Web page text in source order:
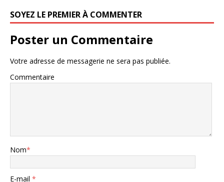
SOYEZ LE PREMIER À COMMENTER
Poster un Commentaire
Votre adresse de messagerie ne sera pas publiée.
Commentaire
Nom*
E-mail *